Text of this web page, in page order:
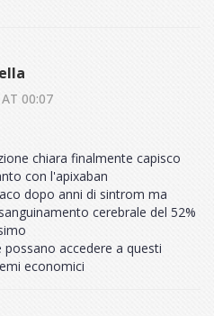
00:07
chiara finalmente capisco
con l'apixaban
dopo anni di sintrom ma
cerebrale del 52%
accedere a questi
economici